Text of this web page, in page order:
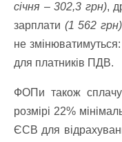
січня – 302,3 грн),
зарплати (1 562 грн)
не
для платників ПДВ.
ФОПи також
розмірі 22%
ЄСВ для